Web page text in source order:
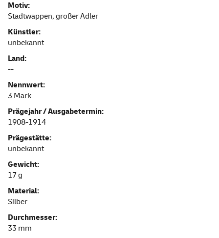
Motiv:
Stadtwappen, großer Adler
Künstler:
unbekannt
Land:
--
Nennwert:
3 Mark
Prägejahr / Ausgabetermin:
1908-1914
Prägestätte:
unbekannt
Gewicht:
17 g
Material:
Silber
Durchmesser:
33 mm